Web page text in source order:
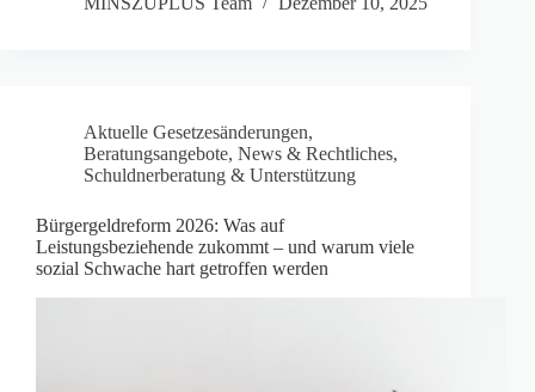
Aktuelle Gesetzesänderungen,
Beratungsangebote, News & Rechtliches,
Schuldnerberatung & Unterstützung
Bürgergeldreform 2026: Was auf
Leistungsbeziehende zukommt – und warum viele
sozial Schwache hart getroffen werden